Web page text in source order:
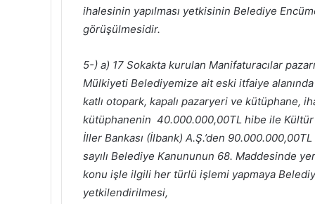
ihalesinin yapılması yetkisinin Belediye
görüşülmesidir.
5-) a) 17 Sokakta kurulan Manifaturacılar
Mülkiyeti Belediyemize ait eski itfaiye
katlı otopark, kapalı pazaryeri ve kütüphane,
kütüphanenin 40.000.000,00TL hibe ile Kültür
İller Bankası (İlbank) A.Ş.’den
sayılı Belediye Kanununun 68. Maddesinde
konu işle ilgili her türlü işlemi yapmaya
yetkilendirilmesi,